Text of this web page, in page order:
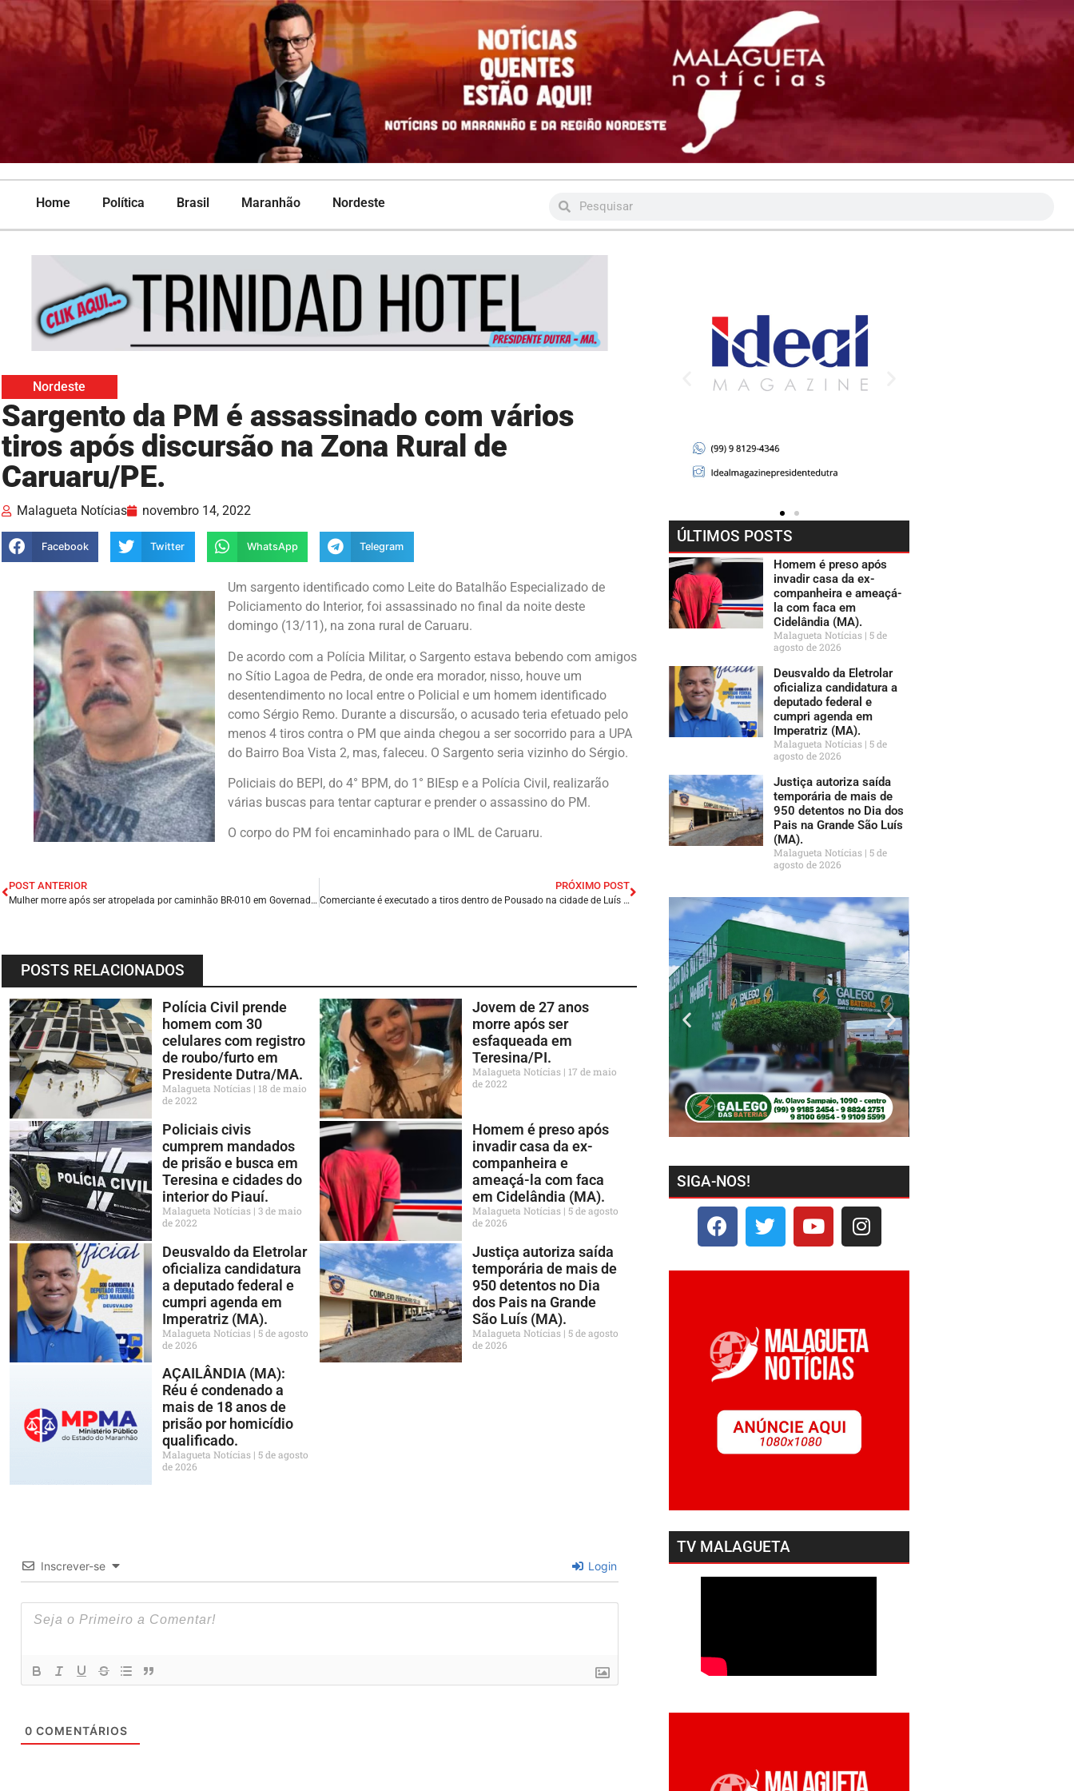
Home Política Brasil Maranhão Nordeste
Nordeste
Sargento da PM é assassinado com vários
tiros após discursão na Zona Rural de
Caruaru/PE.
Malagueta Notícias novembro 14, 2022
Facebook Twitter WhatsApp Telegram
Um sargento identificado como Leite do Batalhão Especializado de
Policiamento do Interior, foi assassinado no final da noite deste
domingo (13/11), na zona rural de Caruaru.
De acordo com a Polícia Militar, o Sargento estava bebendo com amigos
no Sítio Lagoa de Pedra, de onde era morador, nisso, houve um
desentendimento no local entre o Policial e um homem identificado
como Sérgio Remo. Durante a discursão, o acusado teria efetuado pelo
menos 4 tiros contra o PM que ainda chegou a ser socorrido para a UPA
do Bairro Boa Vista 2, mas, faleceu. O Sargento seria vizinho do Sérgio.
Policiais do BEPI, do 4° BPM, do 1° BIEsp e a Polícia Civil, realizarão
várias buscas para tentar capturar e prender o assassino do PM.
O corpo do PM foi encaminhado para o IML de Caruaru.
POST ANTERIOR
Mulher morre após ser atropelada por caminhão BR-010 em Governador Edison Lobão/MA.
PRÓXIMO POST
Comerciante é executado a tiros dentro de Pousado na cidade de Luís Correio, Litoral do Piauí.
POSTS RELACIONADOS
Polícia Civil prende
homem com 30
celulares com registro
de roubo/furto em
Presidente Dutra/MA.
Malagueta Notícias
18 de maio
de 2022
Jovem de 27 anos
morre após ser
esfaqueada em
Teresina/PI.
Malagueta Notícias
17 de maio
de 2022
Policiais civis
cumprem mandados
de prisão e busca em
Teresina e cidades do
interior do Piauí.
Malagueta Notícias 3 de maio
de 2022
Homem é preso após
invadir casa da ex-
companheira e
ameaçá-la com faca
em Cidelândia (MA).
Malagueta Notícias 5 de agosto
de 2026
Deusvaldo da Eletrolar
oficializa candidatura
a deputado federal e
cumpri agenda em
Imperatriz (MA).
Malagueta Notícias 5 de agosto
de 2026
Justiça autoriza saída
temporária de mais de
950 detentos no Dia
dos Pais na Grande
São Luís (MA).
Malagueta Notícias 5 de agosto
de 2026
AÇAILÂNDIA (MA):
Réu é condenado a
mais de 18 anos de
prisão por homicídio
qualificado.
Malagueta Notícias 5 de agosto
de 2026
Inscrever-se Login
0 COMENTÁRIOS
ÚLTIMOS POSTS
Homem é preso após
invadir casa da ex-
companheira e ameaçá-
la com faca em
Cidelândia (MA).
Malagueta Notícias 5 de
agosto de 2026
Deusvaldo da Eletrolar
oficializa candidatura a
deputado federal e
cumpri agenda em
Imperatriz (MA).
Malagueta Notícias 5 de
agosto de 2026
Justiça autoriza saída
temporária de mais de
950 detentos no Dia dos
Pais na Grande São Luís
(MA).
Malagueta Notícias 5 de
agosto de 2026
SIGA-NOS!
TV MALAGUETA